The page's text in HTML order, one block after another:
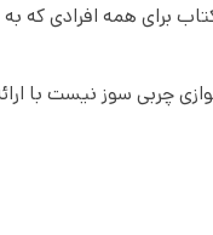
برای همه افرادی که
چربی سوز نیست با